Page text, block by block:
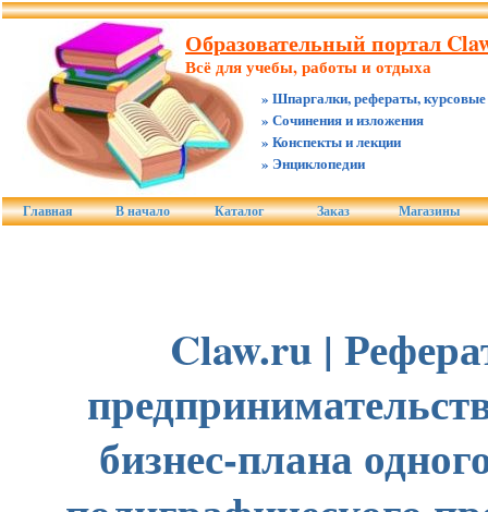
Образовательный портал
Всё для учебы, работы и отдыха
» Шпаргалки, рефераты, курсовые
» Сочинения и изложения
» Конспекты и лекции
» Энциклопедии
Главная В начало Каталог Заказ Магазины
Claw.ru |
бизнес-плана